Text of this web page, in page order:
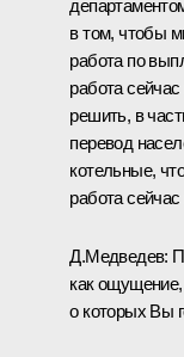
в том, чтобы
работа по
работа
решить, в
перевод
котельные,
работа
Д.Медведев:
как
о которых Вы